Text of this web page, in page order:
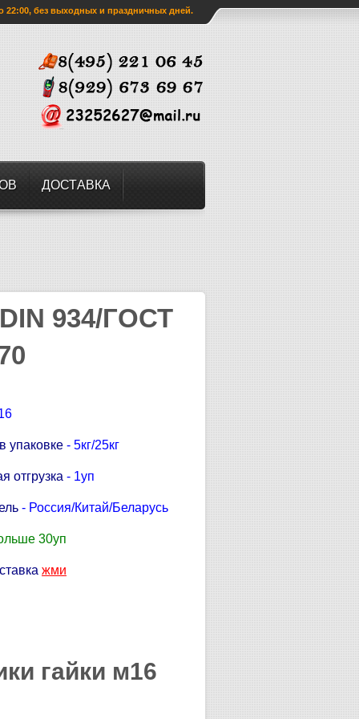
22:00, без выходных и праздничных дней.
ДОСТАВКА
934/ГОСТ
упаковке - 5кг/25кг
отгрузка - 1уп
- Россия/Китай/Беларусь
30уп
жми
гайки м16